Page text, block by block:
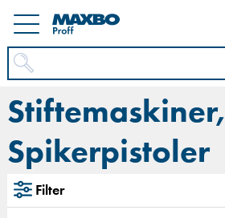
Stiftemaskiner,
Spikerpistoler
Filter